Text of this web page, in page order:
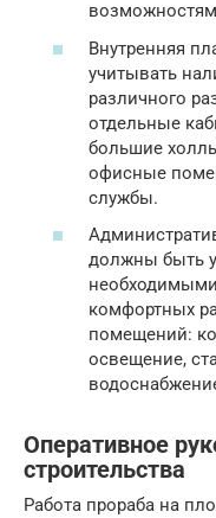
Внутренняя
учитывать
различного
отдельные
большие
офисные
службы.
должны быть
комфортных
помещений:
освещение,
Оперативное
строительства
Работа прораба на